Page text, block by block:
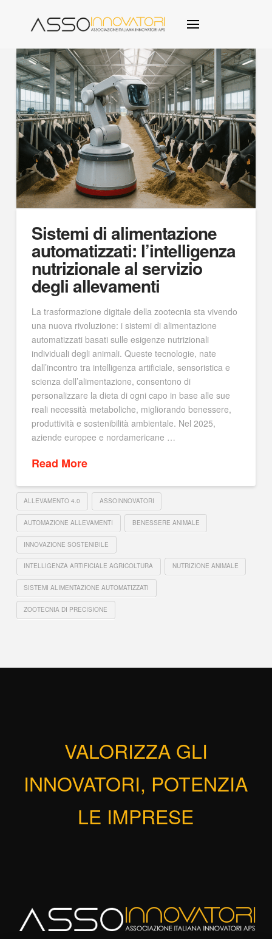
Sistemi di alimentazione
automatizzati: l’intelligenza
nutrizionale al servizio
degli allevamenti
La trasformazione digitale della zootecnia sta vivendo
una nuova rivoluzione: i sistemi di alimentazione
automatizzati basati sulle esigenze nutrizionali
individuali degli animali. Queste tecnologie, nate
dall’incontro tra intelligenza artificiale, sensoristica e
scienza dell’alimentazione, consentono di
personalizzare la dieta di ogni capo in base alle sue
reali necessità metaboliche, migliorando benessere,
produttività e sostenibilità ambientale. Nel 2025,
aziende europee e nordamericane …
Read More
ALLEVAMENTO 4.0 ASSOINNOVATORI
AUTOMAZIONE ALLEVAMENTI BENESSERE ANIMALE
INNOVAZIONE SOSTENIBILE
INTELLIGENZA ARTIFICIALE AGRICOLTURA NUTRIZIONE ANIMALE
SISTEMI ALIMENTAZIONE AUTOMATIZZATI
ZOOTECNIA DI PRECISIONE
VALORIZZA GLI
INNOVATORI, POTENZIA
LE IMPRESE